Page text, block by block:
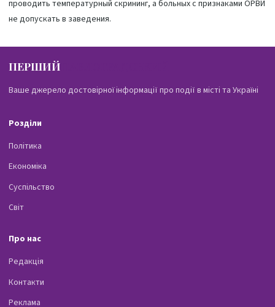
проводить температурный скрининг, а больных с признаками ОРВИ
не допускать в заведения.
ПЕРШИЙ
Ваше джерело достовірної інформації про події в місті та Україні
Розділи
Політика
Економіка
Суспільство
Світ
Про нас
Редакція
Контакти
Реклама